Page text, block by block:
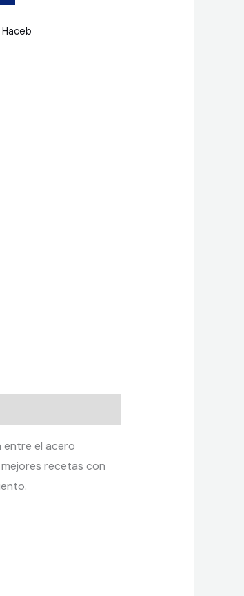
Haceb
entre el acero
recetas con